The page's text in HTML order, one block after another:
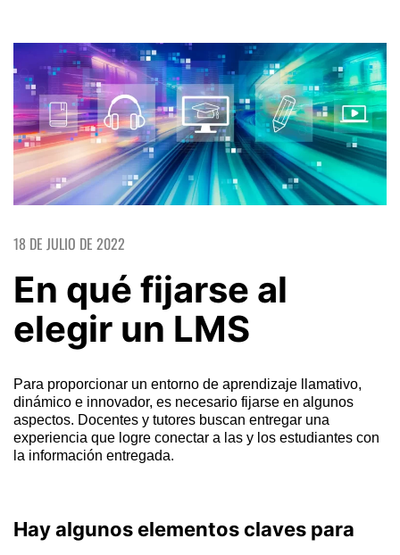
18 DE JULIO DE 2022
En qué fijarse al
elegir un LMS
Para proporcionar un entorno de aprendizaje llamativo,
dinámico e innovador, es necesario fijarse en algunos
aspectos. Docentes y tutores buscan entregar una
experiencia que logre conectar a las y los estudiantes con
la información entregada.
Hay algunos elementos claves para